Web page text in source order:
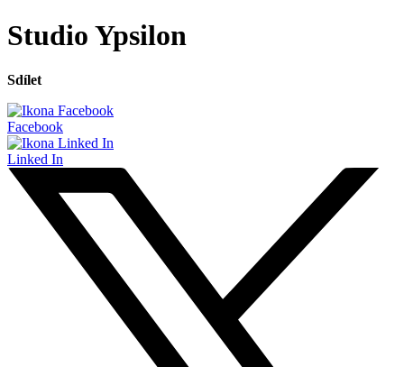
Studio Ypsilon
Sdílet
Facebook
Linked In